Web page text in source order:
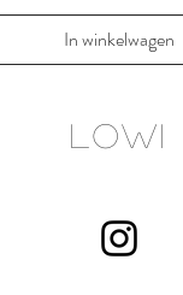
In winkelwagen
LOWI